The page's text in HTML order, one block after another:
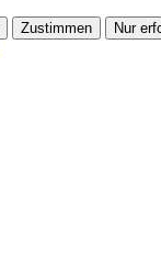
Zustimmen Nur